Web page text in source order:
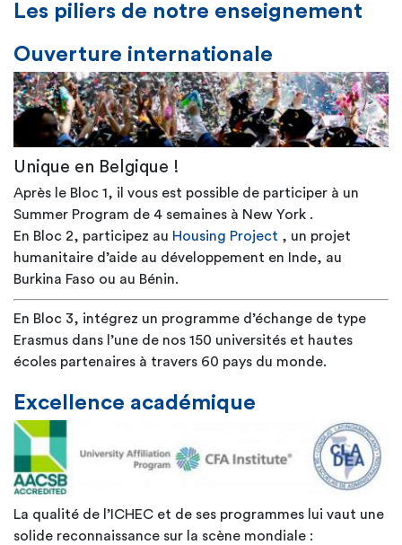
Les piliers de notre enseignement
Ouverture internationale
Unique en Belgique !
Après le Bloc 1, il vous est possible de participer à un
Summer Program de 4 semaines à New York .
En Bloc 2, participez au Housing Project , un projet
humanitaire d’aide au développement en Inde, au
Burkina Faso ou au Bénin.
En Bloc 3, intégrez un programme d’échange de type
Erasmus dans l’une de nos 150 universités et hautes
écoles partenaires à travers 60 pays du monde.
Excellence académique
La qualité de l’ICHEC et de ses programmes lui vaut une
solide reconnaissance sur la scène mondiale :